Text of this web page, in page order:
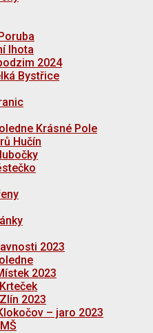
lhota
2024
Bystřice
Krásné Pole
Hučín
2023
2023
2023
– jaro 2023